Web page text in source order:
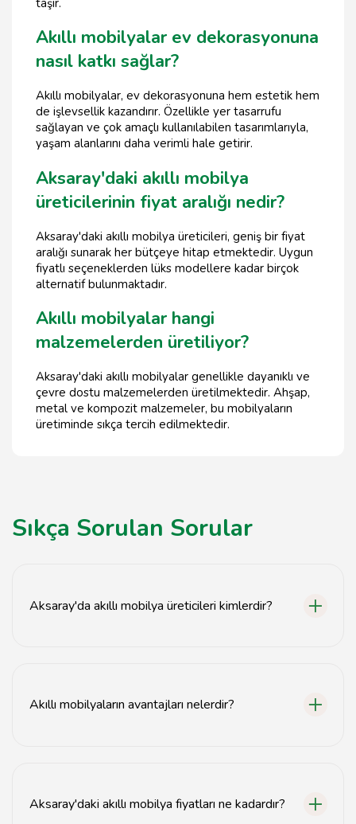
Akıllı mobilyalar ev dekorasyonuna
nasıl katkı sağlar?
Akıllı mobilyalar, ev dekorasyonuna hem estetik hem
de işlevsellik kazandırır. Özellikle yer tasarrufu
sağlayan ve çok amaçlı kullanılabilen tasarımlarıyla,
yaşam alanlarını daha verimli hale getirir.
Aksaray'daki akıllı mobilya
üreticilerinin fiyat aralığı nedir?
Aksaray'daki akıllı mobilya üreticileri, geniş bir fiyat
aralığı sunarak her bütçeye hitap etmektedir. Uygun
fiyatlı seçeneklerden lüks modellere kadar birçok
alternatif bulunmaktadır.
Akıllı mobilyalar hangi
malzemelerden üretiliyor?
Aksaray'daki akıllı mobilyalar genellikle dayanıklı ve
çevre dostu malzemelerden üretilmektedir. Ahşap,
metal ve kompozit malzemeler, bu mobilyaların
üretiminde sıkça tercih edilmektedir.
Sıkça Sorulan Sorular
Aksaray'da akıllı mobilya üreticileri kimlerdir?
Akıllı mobilyaların avantajları nelerdir?
Aksaray'daki akıllı mobilya fiyatları ne kadardır?